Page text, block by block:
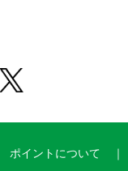
ポイントについて